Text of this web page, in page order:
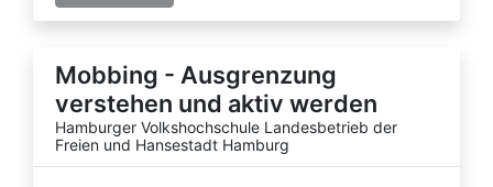
Mobbing - Ausgrenzung
verstehen und aktiv werden
Hamburger Volkshochschule Landesbetrieb der
Freien und Hansestadt Hamburg